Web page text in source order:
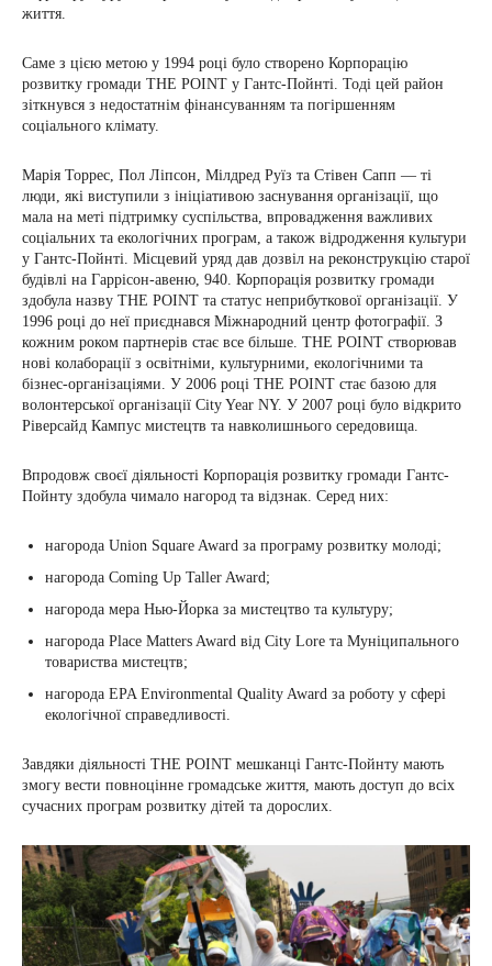
життя.
Саме з цією метою у 1994 році було створено Корпорацію
розвитку громади THE POINT у Гантс-Пойнті. Тоді цей район
зіткнувся з недостатнім фінансуванням та погіршенням
соціального клімату.
Марія Торрес, Пол Ліпсон, Мілдред Руїз та Стівен Сапп — ті
люди, які виступили з ініціативою заснування організації, що
мала на меті підтримку суспільства, впровадження важливих
соціальних та екологічних програм, а також відродження культури
у Гантс-Пойнті. Місцевий уряд дав дозвіл на реконструкцію старої
будівлі на Гаррісон-авеню, 940. Корпорація розвитку громади
здобула назву THE POINT та статус неприбуткової організації. У
1996 році до неї приєднався Міжнародний центр фотографії. З
кожним роком партнерів стає все більше. THE POINT створював
нові колаборації з освітніми, культурними, екологічними та
бізнес-організаціями. У 2006 році THE POINT стає базою для
волонтерської організації City Year NY. У 2007 році було відкрито
Ріверсайд Кампус мистецтв та навколишнього середовища.
Впродовж своєї діяльності Корпорація розвитку громади Гантс-
Пойнту здобула чимало нагород та відзнак. Серед них:
нагорода Union Square Award за програму розвитку молоді;
нагорода Coming Up Taller Award;
нагорода мера Нью-Йорка за мистецтво та культуру;
нагорода Place Matters Award від City Lore та Муніципального
товариства мистецтв;
нагорода EPA Environmental Quality Award за роботу у сфері
екологічної справедливості.
Завдяки діяльності THE POINT мешканці Гантс-Пойнту мають
змогу вести повноцінне громадське життя, мають доступ до всіх
сучасних програм розвитку дітей та дорослих.